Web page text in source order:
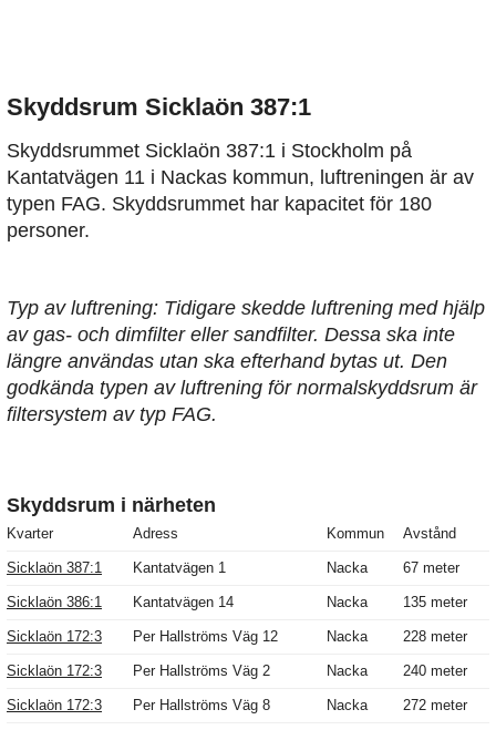
Skyddsrum Sicklaön 387:1
Skyddsrummet Sicklaön 387:1 i Stockholm på
Kantatvägen 11 i Nackas kommun, luftreningen är av
typen FAG. Skyddsrummet har kapacitet för 180
personer.
Typ av luftrening: Tidigare skedde luftrening med hjälp
av gas- och dimfilter eller sandfilter. Dessa ska inte
längre användas utan ska efterhand bytas ut. Den
godkända typen av luftrening för normalskyddsrum är
filtersystem av typ FAG.
Skyddsrum i närheten
Kvarter Adress Kommun Avstånd
Sicklaön 387:1 Kantatvägen 1 Nacka 67 meter
Sicklaön 386:1 Kantatvägen 14 Nacka 135 meter
Sicklaön 172:3 Per Hallströms Väg 12 Nacka 228 meter
Sicklaön 172:3 Per Hallströms Väg 2 Nacka 240 meter
Sicklaön 172:3 Per Hallströms Väg 8 Nacka 272 meter